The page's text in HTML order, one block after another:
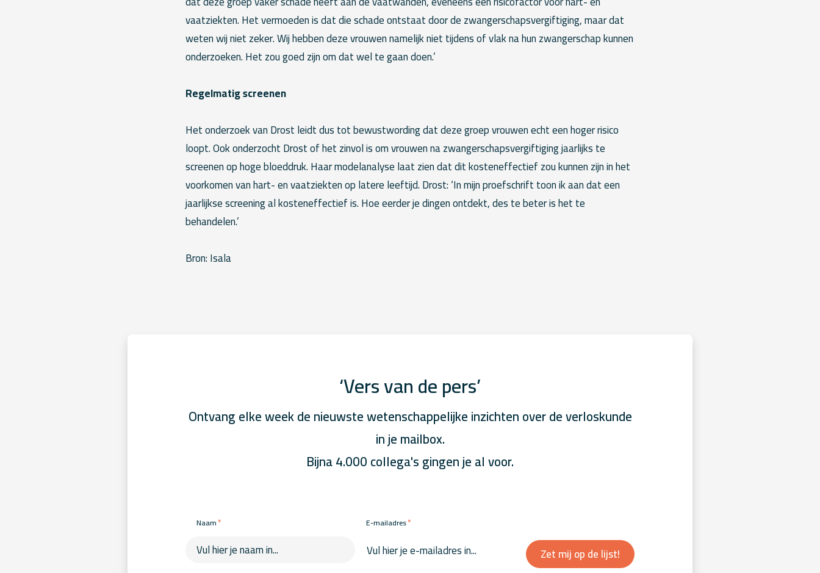
vaatziekten. Het vermoeden is dat die schade ontstaat door de zwangerschapsvergiftiging, maar dat
weten wij niet zeker. Wij hebben deze vrouwen namelijk niet tijdens of vlak na hun zwangerschap kunnen
onderzoeken. Het zou goed zijn om dat wel te gaan doen.’
Regelmatig screenen
Het onderzoek van Drost leidt dus tot bewustwording dat deze groep vrouwen echt een hoger risico
loopt. Ook onderzocht Drost of het zinvol is om vrouwen na zwangerschapsvergiftiging jaarlijks te
screenen op hoge bloeddruk. Haar modelanalyse laat zien dat dit kosteneffectief zou kunnen zijn in het
voorkomen van hart- en vaatziekten op latere leeftijd. Drost: ‘In mijn proefschrift toon ik aan dat een
jaarlijkse screening al kosteneffectief is. Hoe eerder je dingen ontdekt, des te beter is het te
behandelen.’
Bron: Isala
‘Vers van de pers’
Ontvang elke week de nieuwste wetenschappelijke inzichten over de verloskunde
in je mailbox.
Bijna 4.000 collega's gingen je al voor.
Naam* E-mailadres*
Zet mij op de lijst!